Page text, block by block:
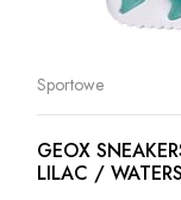
Sportowe
GEOX
LILAC /